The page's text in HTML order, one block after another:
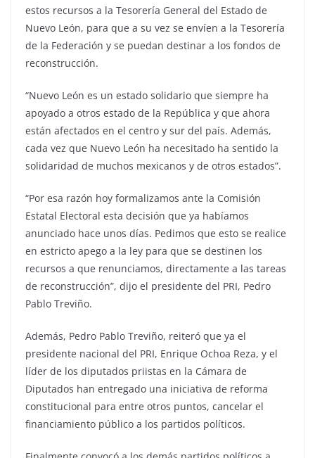
estos recursos a la Tesorería General del Estado de
Nuevo León, para que a su vez se envíen a la Tesorería
de la Federación y se puedan destinar a los fondos de
reconstrucción.
“Nuevo León es un estado solidario que siempre ha
apoyado a otros estado de la República y que ahora
están afectados en el centro y sur del país. Además,
cada vez que Nuevo León ha necesitado ha sentido la
solidaridad de muchos mexicanos y de otros estados”.
“Por esa razón hoy formalizamos ante la Comisión
Estatal Electoral esta decisión que ya habíamos
anunciado hace unos días. Pedimos que esto se realice
en estricto apego a la ley para que se destinen los
recursos a que renunciamos, directamente a las tareas
de reconstrucción”, dijo el presidente del PRI, Pedro
Pablo Treviño.
Además, Pedro Pablo Treviño, reiteró que ya el
presidente nacional del PRI, Enrique Ochoa Reza, y el
líder de los diputados priistas en la Cámara de
Diputados han entregado una iniciativa de reforma
constitucional para entre otros puntos, cancelar el
financiamiento público a los partidos políticos.